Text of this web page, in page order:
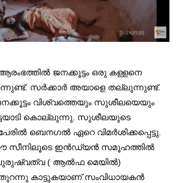
ജനക്കൂട്ടം ഒരു കള്ളനെ
സർക്കാർ അയാളെ തല്ലുന്നുണ്ട്.
വിശ്വത്തെയും സുശീലയെയും
കൊല്ലുന്നു. സുശീലയുടെ
ബെനഗൽ ഏറെ വിമർശിക്കപ്പെട്ടു.
സീനിലൂടെ ഇൻഡ്യൻ സമൂഹത്തിൽ
( ആൽഫ മെയിൽ)
കാട്ടുകയാണ് സംവിധായകൻ